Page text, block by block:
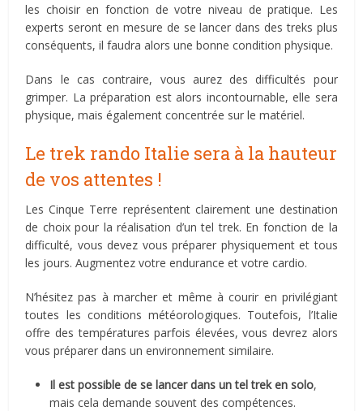
les choisir en fonction de votre niveau de pratique. Les
experts seront en mesure de se lancer dans des treks plus
conséquents, il faudra alors une bonne condition physique.
Dans le cas contraire, vous aurez des difficultés pour
grimper. La préparation est alors incontournable, elle sera
physique, mais également concentrée sur le matériel.
Le trek rando Italie sera à la hauteur
de vos attentes !
Les Cinque Terre représentent clairement une destination
de choix pour la réalisation d’un tel trek. En fonction de la
difficulté, vous devez vous préparer physiquement et tous
les jours. Augmentez votre endurance et votre cardio.
N’hésitez pas à marcher et même à courir en privilégiant
toutes les conditions météorologiques. Toutefois, l’Italie
offre des températures parfois élevées, vous devrez alors
vous préparer dans un environnement similaire.
Il est possible de se lancer dans un tel trek en solo,
mais cela demande souvent des compétences.